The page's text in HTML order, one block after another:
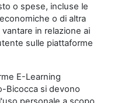
o spese, incluse le
o di altra
in relazione ai
sulle piattaforme
E-Learning
Bicocca si devono